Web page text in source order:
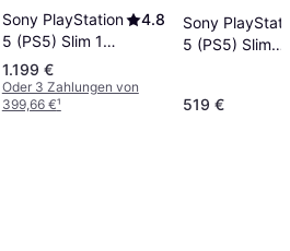
Sony PlayStation
5 (PS5) Slim 1
TB Disc - Call of
Duty Black Ops
6 Bundle Edition
4.8
1.199 €
Oder 3 Zahlungen von
399,66 €¹
Sony
5 (PS5) Slim
519 €